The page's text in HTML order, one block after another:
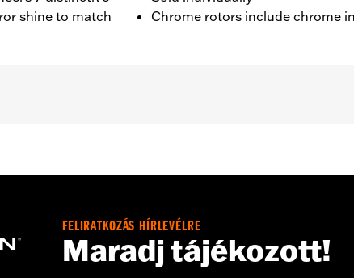
shine to match
Chrome rotors include chrome
for full details
FELIRATKOZÁS HÍRLEVÉLRE
Maradj tájékozott!